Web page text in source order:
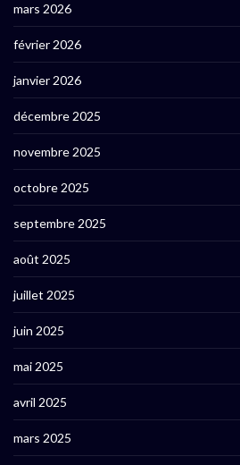
mars 2026
février 2026
janvier 2026
décembre 2025
novembre 2025
octobre 2025
septembre 2025
août 2025
juillet 2025
juin 2025
mai 2025
avril 2025
mars 2025